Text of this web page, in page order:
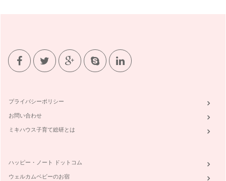
プライバシーポリシー
お問い合わせ
ミキハウス子育て総研とは
ハッピー・ノート ドットコム
ウェルカムベビーのお宿